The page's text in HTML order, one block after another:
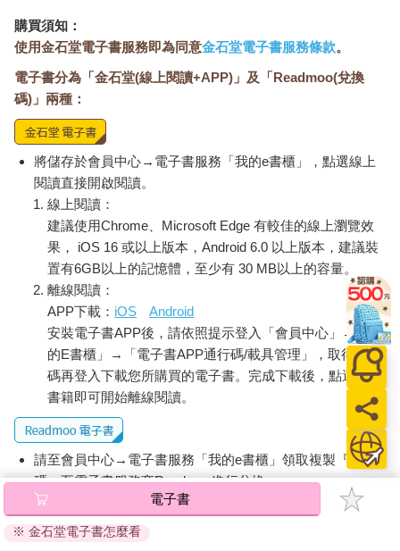
購買須知：
使用金石堂電子書服務即為同意金石堂電子書服務條款。
電子書分為「金石堂(線上閱讀+APP)」及「Readmoo(兌換
碼)」兩種：
將儲存於會員中心→電子書服務「我的e書櫃」，點選線上
閱讀直接開啟閱讀。
線上閱讀：
建議使用Chrome、Microsoft Edge 有較佳的線上瀏覽效
果， iOS 16 或以上版本，Android 6.0 以上版本，建議裝
置有6GB以上的記憶體，至少有 30 MB以上的容量。
離線閱讀：
APP下載： iOS
Android
安裝電子書APP後，請依照提示登入「會員中心」→「我
的E書櫃」→「電子書APP通行碼/載具管理」，取得通行
碼再登入下載您所購買的電子書。完成下載後，點選任一
書籍即可開始離線閱讀。
請至會員中心→電子書服務「我的e書櫃」領取複製『兌換
碼』至電子書服務商Readmoo進行兌換。
退換貨須知：
因版權保護，您在金石堂所購買的電子書僅能以金石堂專屬
電子書
※ 金石堂電子書怎麼看